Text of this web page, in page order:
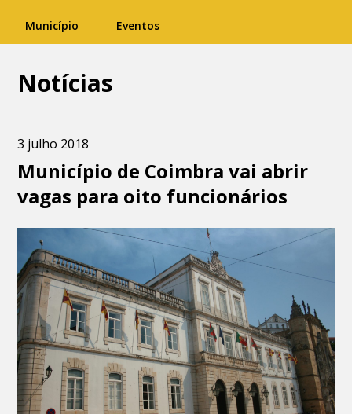
Município Eventos
Notícias
3 julho 2018
Município de Coimbra vai abrir
vagas para oito funcionários